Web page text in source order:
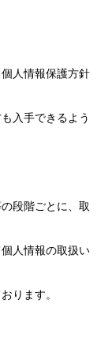
人情報保護方針
入手できるよう
段階ごとに、取
人情報の取扱い
ります。